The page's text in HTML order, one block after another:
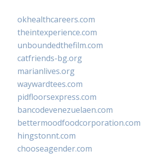
okhealthcareers.com
theintexperience.com
unboundedthefilm.com
catfriends-bg.org
marianlives.org
waywardtees.com
pidfloorsexpress.com
bancodevenezuelaen.com
bettermoodfoodcorporation.com
hingstonnt.com
chooseagender.com